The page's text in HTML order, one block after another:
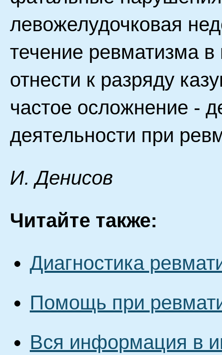
левожелудочковая
течение ревматизма
отнести к разряду
частое осложнение -
деятельности при
И. Дeниcoв
Читайте также:
Диагностика
Помощь при
Вся информация в